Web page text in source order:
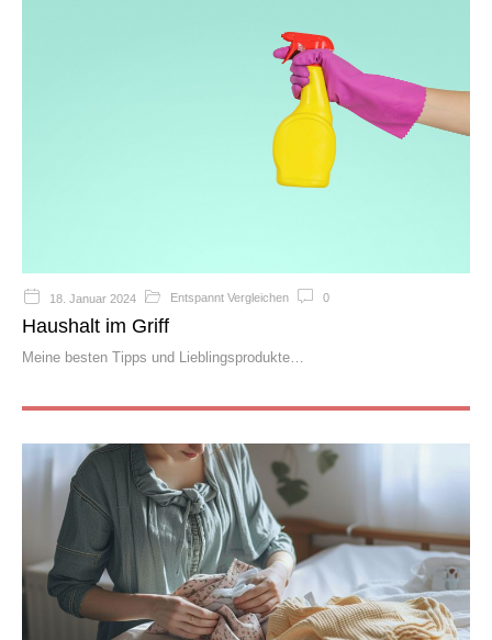
18. Januar 2024 Entspannt Vergleichen 0
Haushalt im Griff
Meine besten Tipps und Lieblingsprodukte